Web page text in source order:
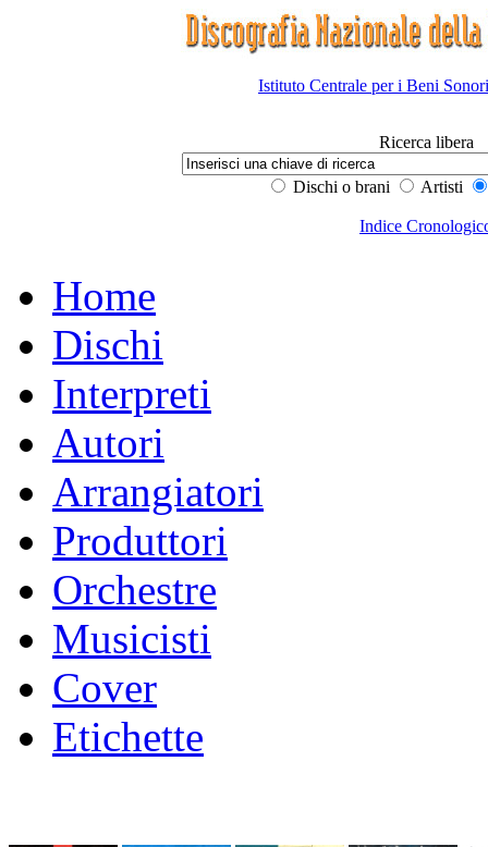
Istituto Centrale per i Beni
Ricerca libera
Dischi o brani Artisti
Indice
Home
Dischi
Interpreti
Autori
Arrangiatori
Produttori
Orchestre
Musicisti
Cover
Etichette